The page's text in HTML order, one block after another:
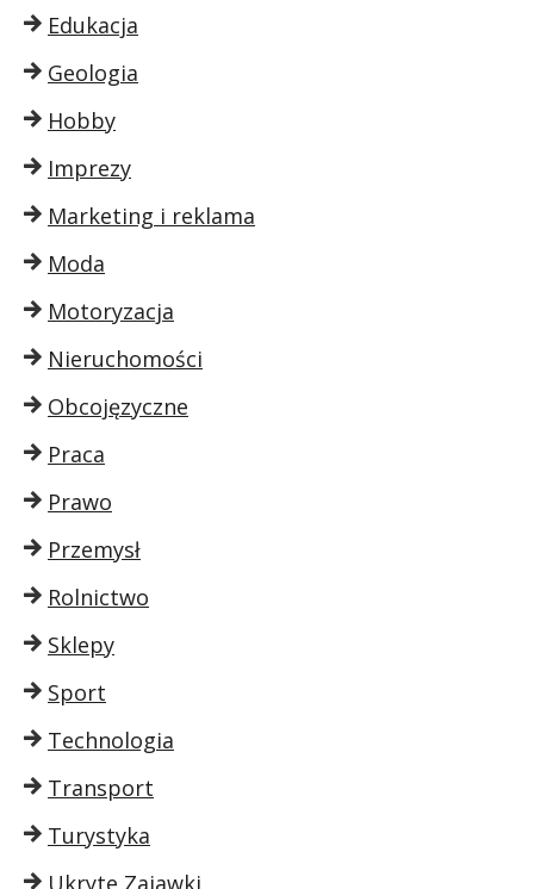
Edukacja
Geologia
Hobby
Imprezy
Marketing i reklama
Moda
Motoryzacja
Nieruchomości
Obcojęzyczne
Praca
Prawo
Przemysł
Rolnictwo
Sklepy
Sport
Technologia
Transport
Turystyka
Ukryte Zajawki